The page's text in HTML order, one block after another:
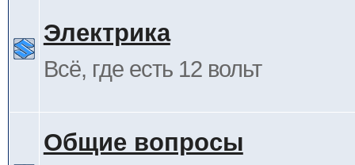
Электрика
Всё, где есть 12 вольт
Общие вопросы